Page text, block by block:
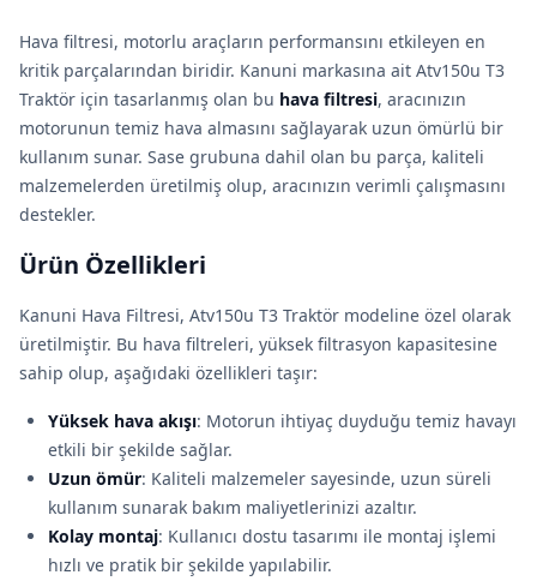
Hava filtresi, motorlu araçların performansını etkileyen en
kritik parçalarından biridir. Kanuni markasına ait Atv150u T3
Traktör için tasarlanmış olan bu hava filtresi, aracınızın
motorunun temiz hava almasını sağlayarak uzun ömürlü bir
kullanım sunar. Sase grubuna dahil olan bu parça, kaliteli
malzemelerden üretilmiş olup, aracınızın verimli çalışmasını
destekler.
Ürün Özellikleri
Kanuni Hava Filtresi, Atv150u T3 Traktör modeline özel olarak
üretilmiştir. Bu hava filtreleri, yüksek filtrasyon kapasitesine
sahip olup, aşağıdaki özellikleri taşır:
Yüksek hava akışı: Motorun ihtiyaç duyduğu temiz havayı
etkili bir şekilde sağlar.
Uzun ömür: Kaliteli malzemeler sayesinde, uzun süreli
kullanım sunarak bakım maliyetlerinizi azaltır.
Kolay montaj: Kullanıcı dostu tasarımı ile montaj işlemi
hızlı ve pratik bir şekilde yapılabilir.